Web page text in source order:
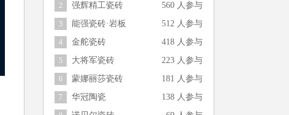
2 强辉精工瓷砖 560 人参与
3 能强瓷砖·岩板 512 人参与
4 金舵瓷砖 418 人参与
5 大将军瓷砖 223 人参与
6 蒙娜丽莎瓷砖 181 人参与
7 华冠陶瓷 138 人参与